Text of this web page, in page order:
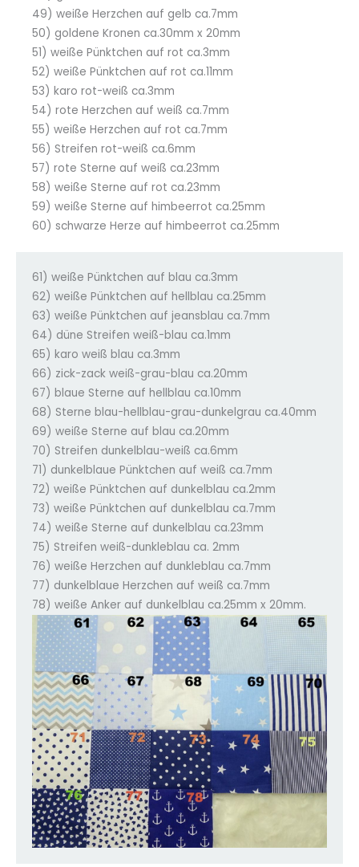
49) weiße Herzchen auf gelb ca.7mm
50) goldene Kronen ca.30mm x 20mm
51) weiße Pünktchen auf rot ca.3mm
52) weiße Pünktchen auf rot ca.11mm
53) karo rot-weiß ca.3mm
54) rote Herzchen auf weiß ca.7mm
55) weiße Herzchen auf rot ca.7mm
56) Streifen rot-weiß ca.6mm
57) rote Sterne auf weiß ca.23mm
58) weiße Sterne auf rot ca.23mm
59) weiße Sterne auf himbeerrot ca.25mm
60) schwarze Herze auf himbeerrot ca.25mm
61) weiße Pünktchen auf blau ca.3mm
62) weiße Pünktchen auf hellblau ca.25mm
63) weiße Pünktchen auf jeansblau ca.7mm
64) düne Streifen weiß-blau ca.1mm
65) karo weiß blau ca.3mm
66) zick-zack weiß-grau-blau ca.20mm
67) blaue Sterne auf hellblau ca.10mm
68) Sterne blau-hellblau-grau-dunkelgrau ca.40mm
69) weiße Sterne auf blau ca.20mm
70) Streifen dunkelblau-weiß ca.6mm
71) dunkelblaue Pünktchen auf weiß ca.7mm
72) weiße Pünktchen auf dunkelblau ca.2mm
73) weiße Pünktchen auf dunkelblau ca.7mm
74) weiße Sterne auf dunkelblau ca.23mm
75) Streifen weiß-dunkleblau ca. 2mm
76) weiße Herzchen auf dunkleblau ca.7mm
77) dunkelblaue Herzchen auf weiß ca.7mm
78) weiße Anker auf dunkelblau ca.25mm x 20mm.